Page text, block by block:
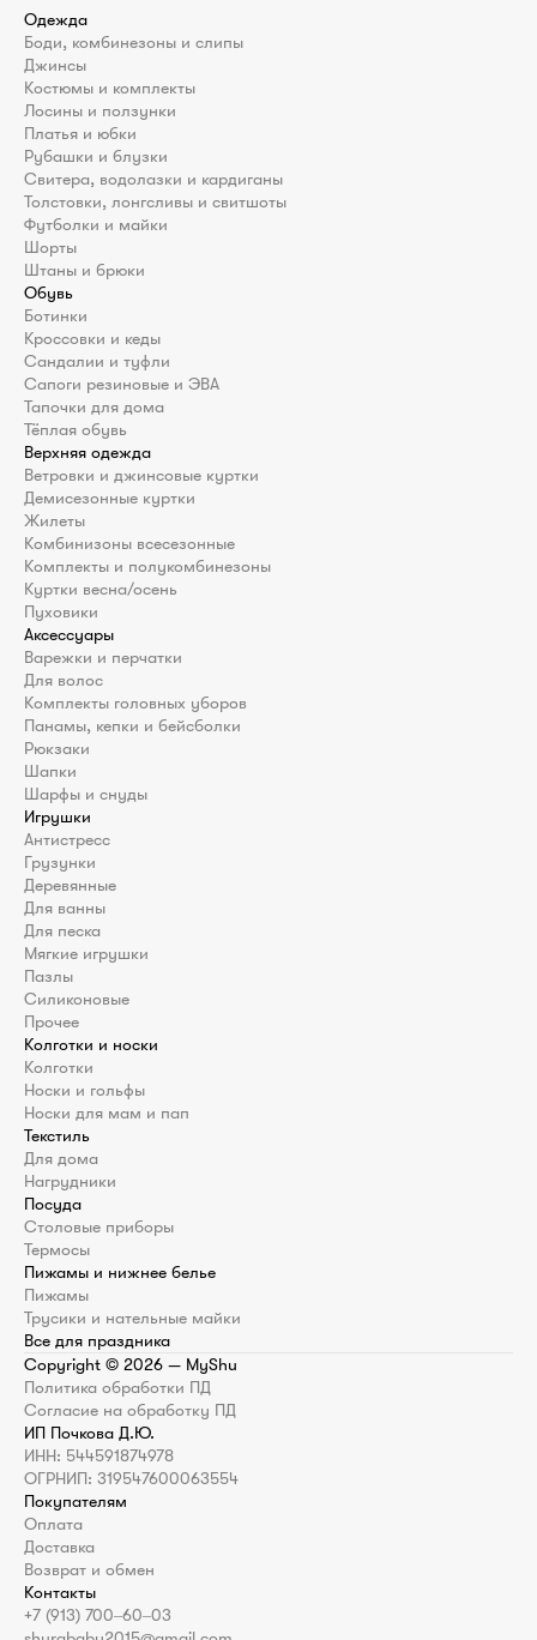
Одежда
Боди, комбинезоны и слипы
Джинсы
Костюмы и комплекты
Лосины и ползунки
Платья и юбки
Рубашки и блузки
Свитера, водолазки и кардиганы
Толстовки, лонгсливы и свитшоты
Футболки и майки
Шорты
Штаны и брюки
Обувь
Ботинки
Кроссовки и кеды
Сандалии и туфли
Сапоги резиновые и ЭВА
Тапочки для дома
Тёплая обувь
Верхняя одежда
Ветровки и джинсовые куртки
Демисезонные куртки
Жилеты
Комбинизоны всесезонные
Комплекты и полукомбинезоны
Куртки весна/осень
Пуховики
Аксессуары
Варежки и перчатки
Для волос
Комплекты головных уборов
Панамы, кепки и бейсболки
Рюкзаки
Шапки
Шарфы и снуды
Игрушки
Антистресс
Грузунки
Деревянные
Для ванны
Для песка
Мягкие игрушки
Пазлы
Силиконовые
Прочее
Колготки и носки
Колготки
Носки и гольфы
Носки для мам и пап
Текстиль
Для дома
Нагрудники
Посуда
Столовые приборы
Термосы
Пижамы и нижнее белье
Пижамы
Трусики и нательные майки
Все для праздника
Copyright © 2026 — MyShu
Политика обработки ПД
Согласие на обработку ПД
ИП Почкова Д.Ю.
ИНН: 544591874978
ОГРНИП: 319547600063554
Покупателям
Оплата
Доставка
Возврат и обмен
Контакты
+7 (913) 700‒60‒03